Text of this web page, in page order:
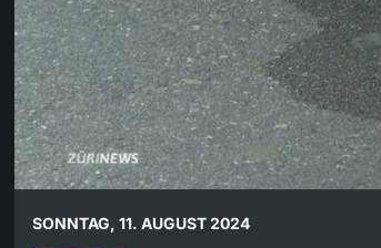
SONNTAG, 11. AUGUST 2024